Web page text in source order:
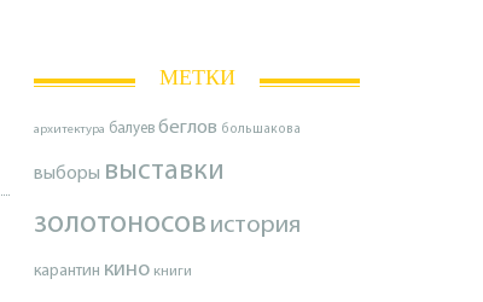
МЕТКИ
архитектура балуев беглов большакова
выборы выставки
золотоносов история
карантин кино книги